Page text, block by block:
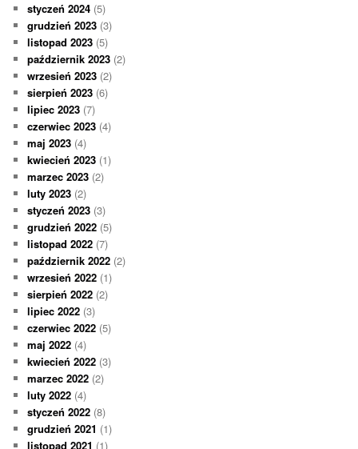
styczeń 2024 (5)
grudzień 2023 (3)
listopad 2023 (5)
październik 2023 (2)
wrzesień 2023 (2)
sierpień 2023 (6)
lipiec 2023 (7)
czerwiec 2023 (4)
maj 2023 (4)
kwiecień 2023 (1)
marzec 2023 (2)
luty 2023 (2)
styczeń 2023 (3)
grudzień 2022 (5)
listopad 2022 (7)
październik 2022 (2)
wrzesień 2022 (1)
sierpień 2022 (2)
lipiec 2022 (3)
czerwiec 2022 (5)
maj 2022 (4)
kwiecień 2022 (3)
marzec 2022 (2)
luty 2022 (4)
styczeń 2022 (8)
grudzień 2021 (1)
listopad 2021 (1)